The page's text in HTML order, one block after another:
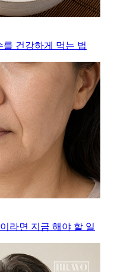
를 건강하게 먹는 법
라면 지금 해야 할 일